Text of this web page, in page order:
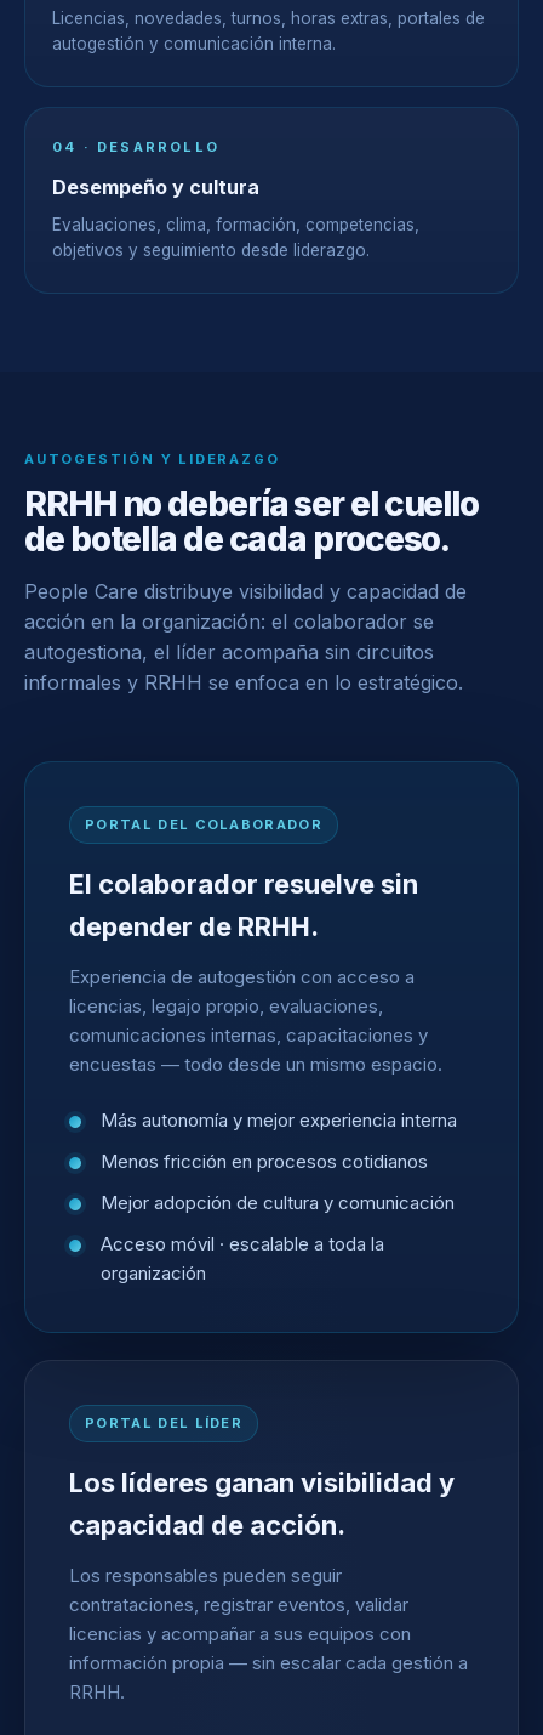
Licencias, novedades, turnos, horas extras, portales de
autogestión y comunicación interna.
04 · DESARROLLO
Desempeño y cultura
Evaluaciones, clima, formación, competencias,
objetivos y seguimiento desde liderazgo.
AUTOGESTIÓN Y LIDERAZGO
RRHH no debería ser el cuello
de botella de cada proceso.
People Care distribuye visibilidad y capacidad de
acción en la organización: el colaborador se
autogestiona, el líder acompaña sin circuitos
informales y RRHH se enfoca en lo estratégico.
PORTAL DEL COLABORADOR
El colaborador resuelve sin
depender de RRHH.
Experiencia de autogestión con acceso a
licencias, legajo propio, evaluaciones,
comunicaciones internas, capacitaciones y
encuestas — todo desde un mismo espacio.
Más autonomía y mejor experiencia interna
Menos fricción en procesos cotidianos
Mejor adopción de cultura y comunicación
Acceso móvil · escalable a toda la
organización
PORTAL DEL LÍDER
Los líderes ganan visibilidad y
capacidad de acción.
Los responsables pueden seguir
contrataciones, registrar eventos, validar
licencias y acompañar a sus equipos con
información propia — sin escalar cada gestión a
RRHH.